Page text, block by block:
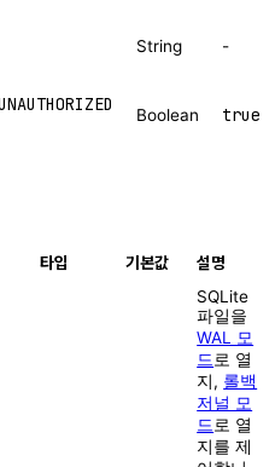
String -
Boolean true
타입 기본값 설명
SQLite
파일을
WAL 모
드 로 열
지, 롤백
저널 모
드 로 열
지를 제